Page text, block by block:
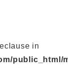
in
public_html/